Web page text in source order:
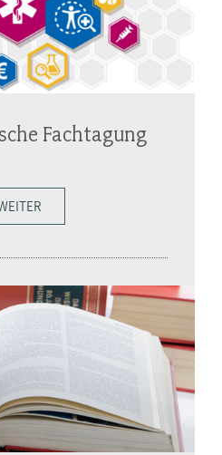
Fachtagung